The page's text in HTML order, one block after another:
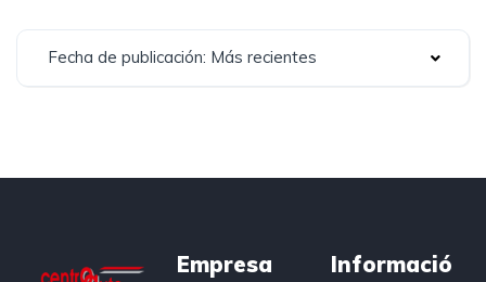
Fecha de publicación: Más recientes
Empresa
Informació